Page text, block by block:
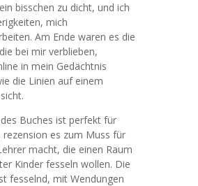
bisschen zu dicht, und ich
mich
Am Ende waren es die
bei mir verblieben,
in mein Gedächtnis
die Linien auf einem
Buches ist perfekt für
rezension es zum Muss für
macht, die einen Raum
Kinder fesseln wollen. Die
fesselnd, mit Wendungen